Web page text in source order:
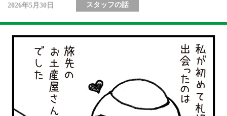
2026年5月30日 スタッフの話